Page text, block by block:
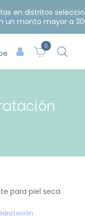
en distritos
un monto mayor a
0